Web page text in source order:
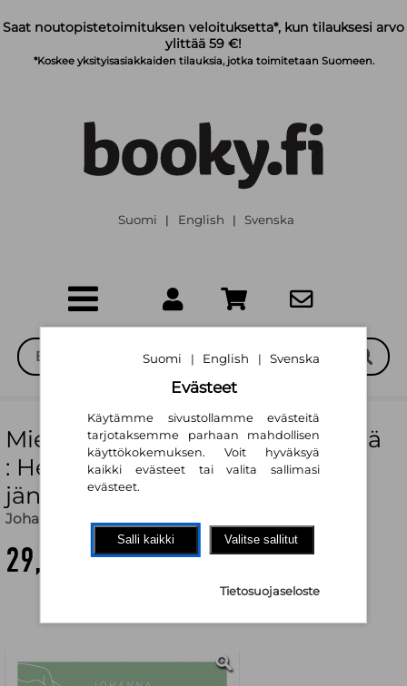
Saat noutopistetoimituksen veloituksetta*, kun tilauksesi arvo
ylittää 59 €!
*Koskee yksityisasiakkaiden tilauksia, jotka toimitetaan Suomeen.
Suomi | English | Svenska
Mielenrauhaa EFT-menetelmällä
: Helpota ahdistusta, stressiä ja
jännitystä
Johanna Virolainen
29,70 €
Suomi | English | Svenska
Evästeet
Käytämme sivustollamme evästeitä
tarjotaksemme parhaan mahdollisen
käyttökokemuksen. Voit hyväksyä
kaikki evästeet tai valita sallimasi
evästeet.
Salli kaikki Valitse sallitut
Tietosuojaseloste